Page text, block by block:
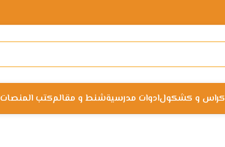
كراس و كشكولادوات مدرسيةشنط و مقالمكتب المنصات